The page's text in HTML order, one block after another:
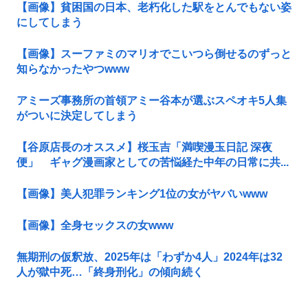
【画像】貧困国の日本、老朽化した駅をとんでもない姿
にしてしまう
【画像】スーファミのマリオでこいつら倒せるのずっと
知らなかったやつwww
アミーズ事務所の首領アミー谷本が選ぶスペオキ5人集
がついに決定してしまう
【谷原店長のオススメ】桜玉吉「満喫漫玉日記 深夜
便」 ギャグ漫画家としての苦悩経た中年の日常に共...
【画像】美人犯罪ランキング1位の女がヤバいwww
【画像】全身セックスの女www
無期刑の仮釈放、2025年は「わずか4人」2024年は32
人が獄中死…「終身刑化」の傾向続く